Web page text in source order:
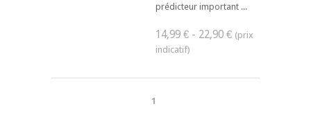
prédicteur important ...
14,99 € - 22,90 €
1